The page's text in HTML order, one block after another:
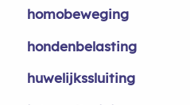
homobeweging
hondenbelasting
huwelijkssluiting